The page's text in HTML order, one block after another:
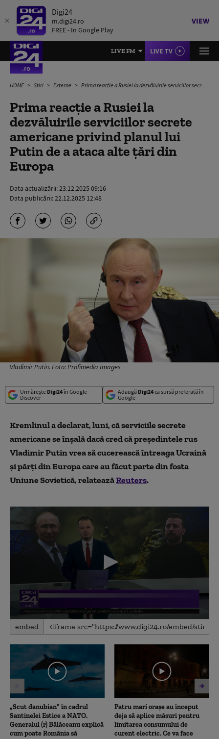
Digi24
m.digi24.ro
FREE - In Google Play
VIEW
LIVE FM LIVE TV
HOME Știri Externe Prima reacție a Rusiei la dezvăluirile serviciilor secrete americane privind planul lui Putin de a ataca alte țări din Europa
Prima reacție a Rusiei la
dezvăluirile serviciilor secrete
americane privind planul lui
Putin de a ataca alte țări din
Europa
Data actualizării:23.12.2025 09:16
Data publicării:22.12.2025 12:48
Vladimir Putin. Foto: Profimedia Images
Urmărește Digi24în Google
Discover
Adaugă Digi24ca sursă preferată în
Google
Kremlinul a declarat, luni, că serviciile secrete
americane se înșală dacă cred că președintele rus
Vladimir Putin vrea să cucerească întreaga Ucraină
și părți din Europa care au făcut parte din fosta
Uniune Sovietică, relateazăReuters.
0
seconds
48
seconds
embed
„Scut danubian” în cadrul
Santinelei Estice a NATO.
Generalul (r) Bălăceanu explică
cum poate România să
Patru mari orașe au început
deja să aplice măsuri pentru
limitarea consumului de
curent electric. Ce va face